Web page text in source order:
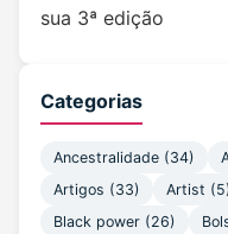
sua 3ª edição
Categorias
Ancestralidade (34)
Artigos (33) Artist
Black power (26)